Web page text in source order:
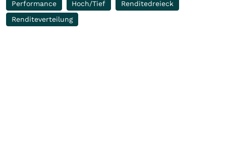
Performance Hoch/Tief
Renditedreieck
Renditeverteilung